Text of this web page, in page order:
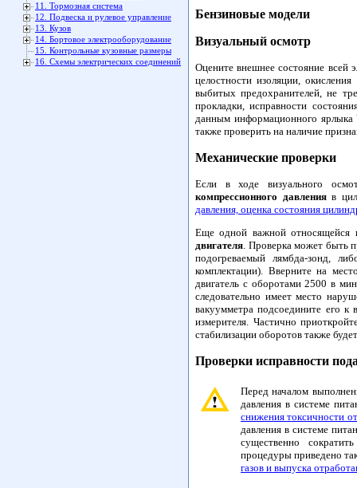
11. Тормозная система
12. Подвеска и рулевое управление
13. Кузов
14. Бортовое электрооборудование
15. Контрольные кузовные размеры
16. Схемы электрических соединений
Бензиновые модели
Визуальный осмотр
Оцените внешнее состояние всей
целостности изоляции,
выбитых предохранителей, не
прокладки, исправности
данным информационного
также проверить на наличие
Механические проверки
Если в ходе визуального
компрессионного давленияв
давления, оценка состояния
Еще одной важной относящейся
двигателя. Проверка может быть
подогреваемый лямбда-зонд,
комплектации). Вверните на
двигатель с оборотами 2500 в
следовательно имеет место
вакуумметра подсоедините его к
измерителя. Частично
стабилизации оборотов также
Проверки исправности
Перед началом
давления в системе
снижения токсичности
давления в системе
существенно
процедуры приведено
газов и выпуска